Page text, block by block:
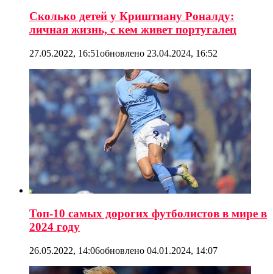
Сколько детей у Криштиану Роналду:
личная жизнь, с кем живет португалец
27.05.2022, 16:51обновлено 23.04.2024, 16:52
Топ-10 самых дорогих футболистов в мире в
2024 году
26.05.2022, 14:06обновлено 04.01.2024, 14:07